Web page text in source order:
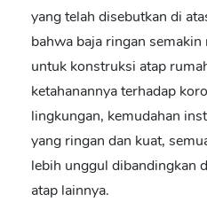
yang telah disebutkan di
bahwa baja ringan
untuk konstruksi atap
ketahanannya terhadap
lingkungan, kemudahan
yang ringan dan kuat,
lebih unggul dibandingkan
atap lainnya.